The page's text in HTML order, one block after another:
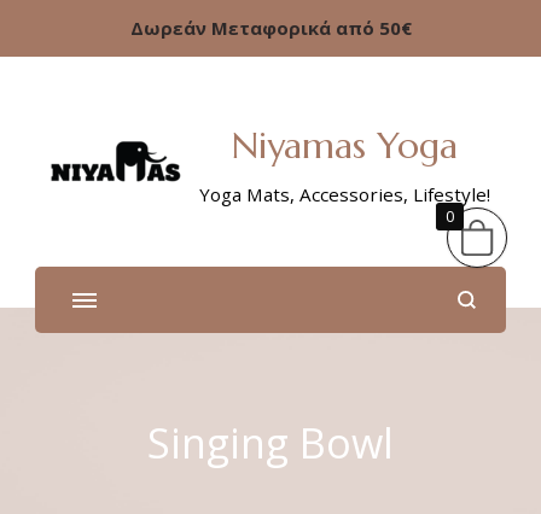
Δωρεάν Μεταφορικά από 50€
Niyamas Yoga
Yoga Mats, Accessories, Lifestyle!
Singing Bowl
0